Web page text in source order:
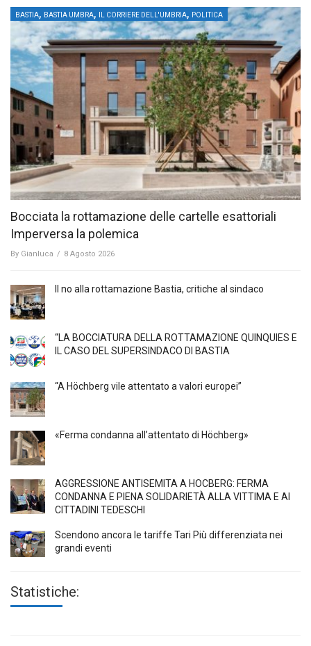
BASTIA, BASTIA UMBRA, IL CORRIERE DELL'UMBRIA, POLITICA
Bocciata la rottamazione delle cartelle esattoriali
Imperversa la polemica
By Gianluca / 8 Agosto 2026
Il no alla rottamazione Bastia, critiche al sindaco
“LA BOCCIATURA DELLA ROTTAMAZIONE QUINQUIES E
IL CASO DEL SUPERSINDACO DI BASTIA
“A Höchberg vile attentato a valori europei”
«Ferma condanna all’attentato di Höchberg»
AGGRESSIONE ANTISEMITA A HÖCBERG: FERMA
CONDANNA E PIENA SOLIDARIETÀ ALLA VITTIMA E AI
CITTADINI TEDESCHI
Scendono ancora le tariffe Tari Più differenziata nei
grandi eventi
Statistiche: